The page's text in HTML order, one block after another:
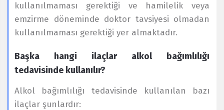
kullanılmaması gerektiği ve hamilelik veya
emzirme döneminde doktor tavsiyesi olmadan
kullanılmaması gerektiği yer almaktadır.
Başka hangi ilaçlar alkol bağımlılığı
tedavisinde kullanılır?
Alkol bağımlılığı tedavisinde kullanılan bazı
ilaçlar şunlardır: